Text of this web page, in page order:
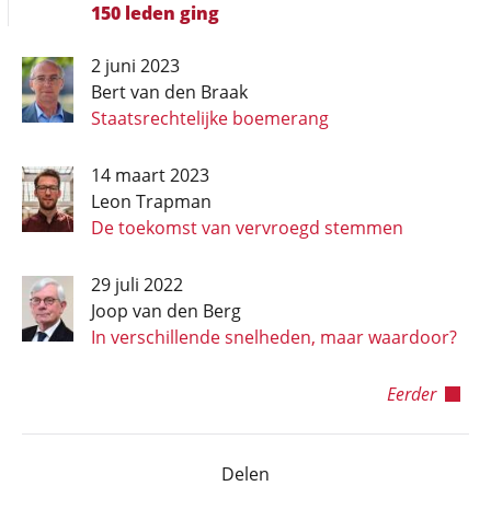
150 leden ging
2 juni 2023
Bert van den Braak
Staatsrechtelijke boemerang
14 maart 2023
Leon Trapman
De toekomst van vervroegd stemmen
29 juli 2022
Joop van den Berg
In verschillende snelheden, maar waardoor?
Eerder
Delen